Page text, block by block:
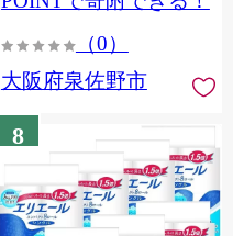
（0）
大阪府泉佐野市
8